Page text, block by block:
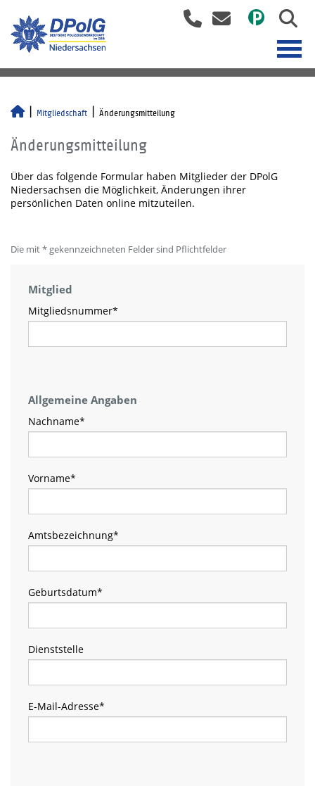
Mitgliedschaft Änderungsmitteilung
Änderungsmitteilung
Über das folgende Formular haben Mitglieder der DPolG
Niedersachsen die Möglichkeit, Änderungen ihrer
persönlichen Daten online mitzuteilen.
Die mit * gekennzeichneten Felder sind Pflichtfelder
Mitglied
Mitgliedsnummer*
Allgemeine Angaben
Nachname*
Vorname*
Amtsbezeichnung*
Geburtsdatum*
Dienststelle
E-Mail-Adresse*